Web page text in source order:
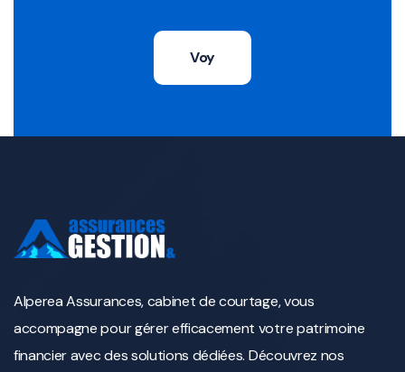
Voy
Alperea Assurances, cabinet de courtage, vous
accompagne pour gérer efficacement votre patrimoine
financier avec des solutions dédiées. Découvrez nos